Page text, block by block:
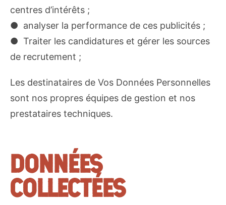
centres d’intérêts ;
● analyser la performance de ces publicités ;
● Traiter les candidatures et gérer les sources
de recrutement ;
Les destinataires de Vos Données Personnelles
sont nos propres équipes de gestion et nos
prestataires techniques.
DONNÉES
COLLECTÉES